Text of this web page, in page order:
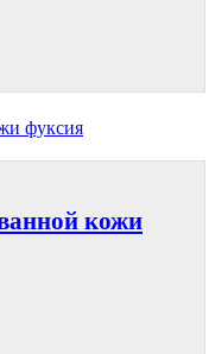
кожи